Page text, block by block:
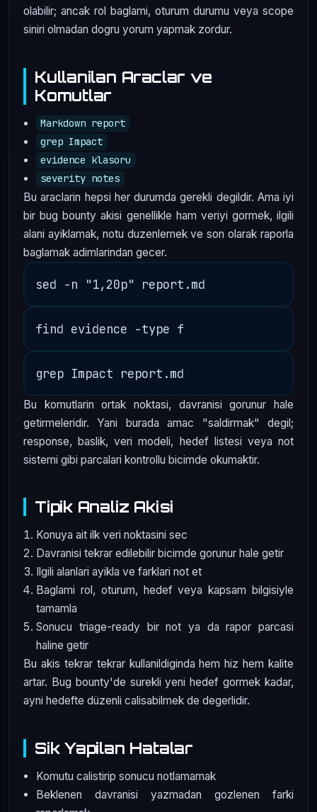
olabilir; ancak rol baglami, oturum durumu veya scope
siniri olmadan dogru yorum yapmak zordur.
Kullanilan Araclar ve
Komutlar
Markdown report
grep Impact
evidence klasoru
severity notes
Bu araclarin hepsi her durumda gerekli degildir. Ama iyi
bir bug bounty akisi genellikle ham veriyi gormek, ilgili
alani ayiklamak, notu duzenlemek ve son olarak raporla
baglamak adimlarindan gecer.
Bu komutlarin ortak noktasi, davranisi gorunur hale
getirmeleridir. Yani burada amac "saldirmak" degil;
response, baslik, veri modeli, hedef listesi veya not
sistemi gibi parcalari kontrollu bicimde okumaktir.
Tipik Analiz Akisi
Konuya ait ilk veri noktasini sec
Davranisi tekrar edilebilir bicimde gorunur hale getir
Ilgili alanlari ayikla ve farklari not et
Baglami rol, oturum, hedef veya kapsam bilgisiyle
tamamla
Sonucu triage-ready bir not ya da rapor parcasi
haline getir
Bu akis tekrar tekrar kullanildiginda hem hiz hem kalite
artar. Bug bounty'de surekli yeni hedef gormek kadar,
ayni hedefte düzenli calisabilmek de degerlidir.
Sik Yapilan Hatalar
Komutu calistirip sonucu notlamamak
Beklenen davranisi yazmadan gozlenen farki